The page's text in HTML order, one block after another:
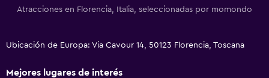
Atracciones en Florencia, Italia, seleccionadas por momondo
Ubicación de Europa: Via Cavour 14, 50123 Florencia, Toscana
Mejores lugares de interés